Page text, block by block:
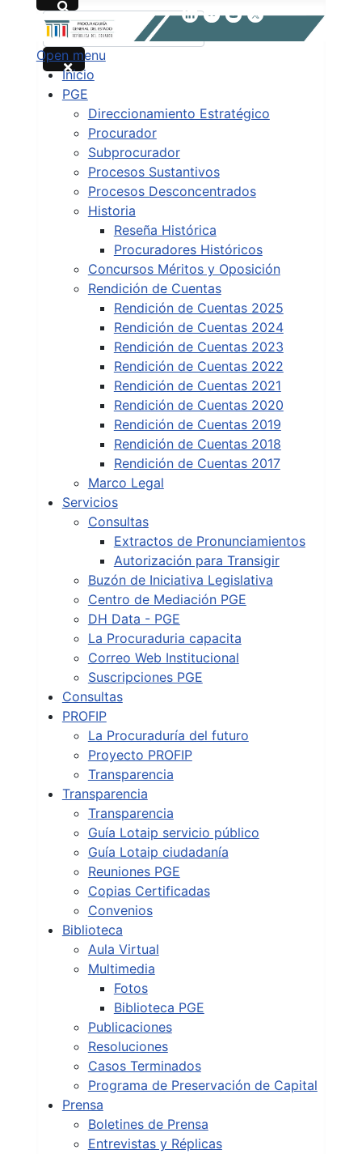
Buscar
Type 2 or more characters for results.
Open menu
Inicio
PGE
Direccionamiento Estratégico
Procurador
Subprocurador
Procesos Sustantivos
Procesos Desconcentrados
Historia
Reseña Histórica
Procuradores Históricos
Concursos Méritos y Oposición
Rendición de Cuentas
Rendición de Cuentas 2025
Rendición de Cuentas 2024
Rendición de Cuentas 2023
Rendición de Cuentas 2022
Rendición de Cuentas 2021
Rendición de Cuentas 2020
Rendición de Cuentas 2019
Rendición de Cuentas 2018
Rendición de Cuentas 2017
Marco Legal
Servicios
Consultas
Extractos de Pronunciamientos
Autorización para Transigir
Buzón de Iniciativa Legislativa
Centro de Mediación PGE
DH Data - PGE
La Procuraduria capacita
Correo Web Institucional
Suscripciones PGE
Consultas
PROFIP
La Procuraduría del futuro
Proyecto PROFIP
Transparencia
Transparencia
Transparencia
Guía Lotaip servicio público
Guía Lotaip ciudadanía
Reuniones PGE
Copias Certificadas
Convenios
Biblioteca
Aula Virtual
Multimedia
Fotos
Biblioteca PGE
Publicaciones
Resoluciones
Casos Terminados
Programa de Preservación de Capital
Prensa
Boletines de Prensa
Entrevistas y Réplicas